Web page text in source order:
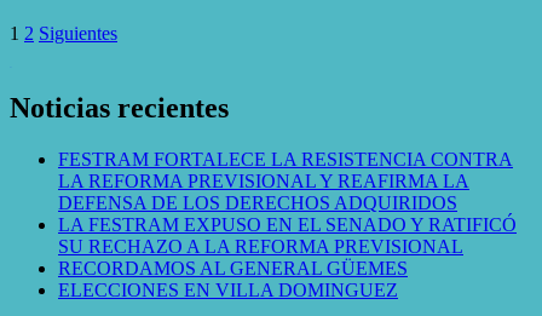
1 2 Siguientes
Noticias recientes
FESTRAM FORTALECE LA RESISTENCIA CONTRA
LA REFORMA PREVISIONAL Y REAFIRMA LA
DEFENSA DE LOS DERECHOS ADQUIRIDOS
LA FESTRAM EXPUSO EN EL SENADO Y RATIFICÓ
SU RECHAZO A LA REFORMA PREVISIONAL
RECORDAMOS AL GENERAL GÜEMES
ELECCIONES EN VILLA DOMINGUEZ